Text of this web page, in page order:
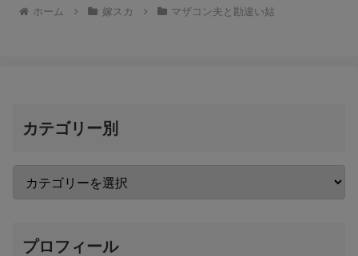
ホーム 嫁スカ マザコン夫と勘違い姑
カテゴリー別
プロフィール